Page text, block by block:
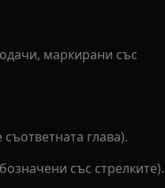
маркирани със
глава).
със стрелките).